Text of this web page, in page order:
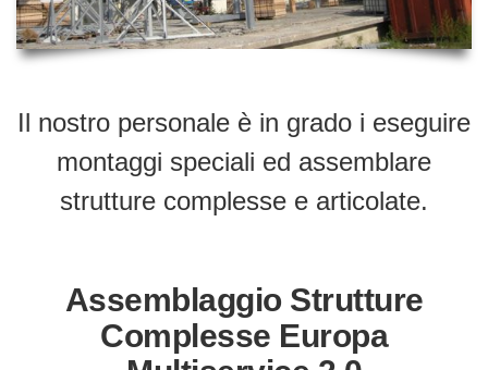
Il nostro personale è in grado i eseguire
montaggi speciali ed assemblare
strutture complesse e articolate.
Assemblaggio Strutture
Complesse Europa